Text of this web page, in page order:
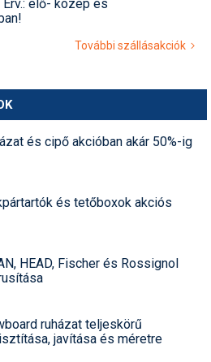
elő- közép és
További szállásakciók
és cipő akcióban akár 50%-ig
és tetőboxok akciós
HEAD, Fischer és Rossignol
ruházat teljeskörű
javítása és méretre